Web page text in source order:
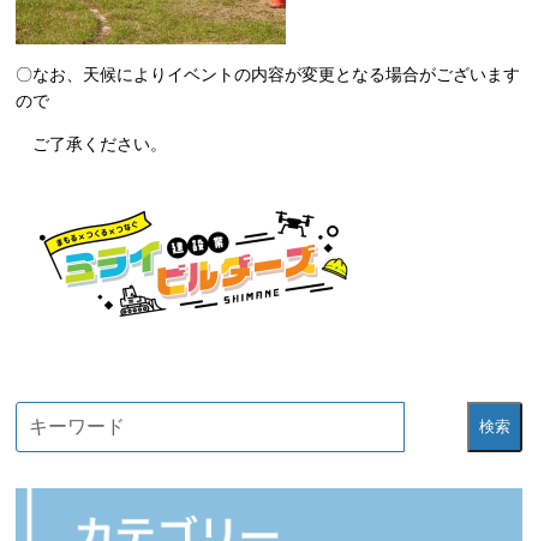
〇なお、天候によりイベントの内容が変更となる場合がございます
ので
ご了承ください。
検索